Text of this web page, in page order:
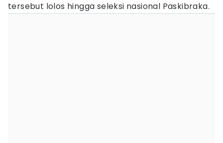
tersebut lolos hingga seleksi nasional Paskibraka.